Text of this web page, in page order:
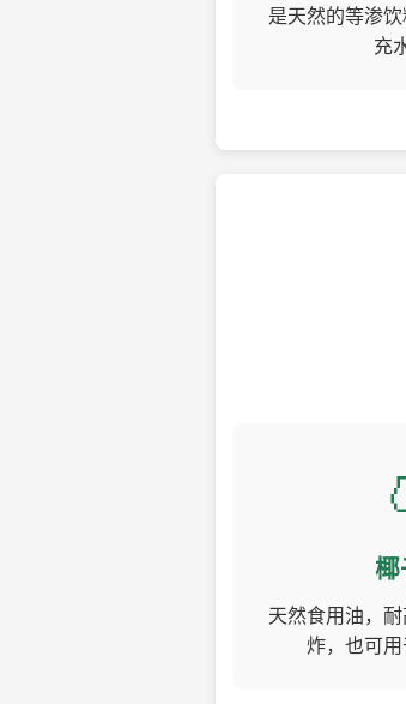
是天然的等渗
充
椰
天然食用油，
炸，也可用